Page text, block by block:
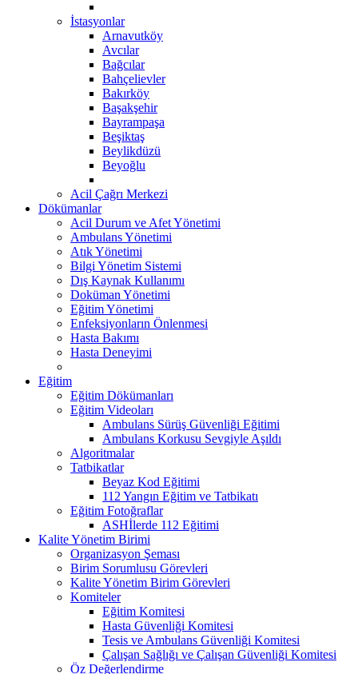
İstasyonlar
Arnavutköy
Avcılar
Bağcılar
Bahçelievler
Bakırköy
Başakşehir
Bayrampaşa
Beşiktaş
Beylikdüzü
Beyoğlu
Acil Çağrı Merkezi
Dökümanlar
Acil Durum ve Afet Yönetimi
Ambulans Yönetimi
Atık Yönetimi
Bilgi Yönetim Sistemi
Dış Kaynak Kullanımı
Doküman Yönetimi
Eğitim Yönetimi
Enfeksiyonların Önlenmesi
Hasta Bakımı
Hasta Deneyimi
Eğitim
Eğitim Dökümanları
Eğitim Videoları
Ambulans Sürüş Güvenliği Eğitimi
Ambulans Korkusu Sevgiyle Aşıldı
Algoritmalar
Tatbikatlar
Beyaz Kod Eğitimi
112 Yangın Eğitim ve Tatbikatı
Eğitim Fotoğraflar
ASHİlerde 112 Eğitimi
Kalite Yönetim Birimi
Organizasyon Şeması
Birim Sorumlusu Görevleri
Kalite Yönetim Birim Görevleri
Komiteler
Eğitim Komitesi
Hasta Güvenliği Komitesi
Tesis ve Ambulans Güvenliği Komitesi
Çalışan Sağlığı ve Çalışan Güvenliği Komitesi
Öz Değerlendirme